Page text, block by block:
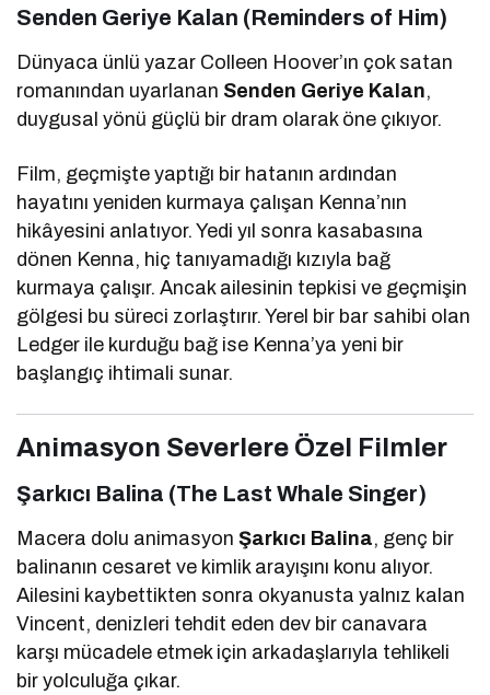
Senden Geriye Kalan (Reminders of Him)
Dünyaca ünlü yazar Colleen Hoover’ın çok satan
romanından uyarlanan Senden Geriye Kalan,
duygusal yönü güçlü bir dram olarak öne çıkıyor.
Film, geçmişte yaptığı bir hatanın ardından
hayatını yeniden kurmaya çalışan Kenna’nın
hikâyesini anlatıyor. Yedi yıl sonra kasabasına
dönen Kenna, hiç tanıyamadığı kızıyla bağ
kurmaya çalışır. Ancak ailesinin tepkisi ve geçmişin
gölgesi bu süreci zorlaştırır. Yerel bir bar sahibi olan
Ledger ile kurduğu bağ ise Kenna’ya yeni bir
başlangıç ihtimali sunar.
Animasyon Severlere Özel Filmler
Şarkıcı Balina (The Last Whale Singer)
Macera dolu animasyonŞarkıcı Balina, genç bir
balinanın cesaret ve kimlik arayışını konu alıyor.
Ailesini kaybettikten sonra okyanusta yalnız kalan
Vincent, denizleri tehdit eden dev bir canavara
karşı mücadele etmek için arkadaşlarıyla tehlikeli
bir yolculuğa çıkar.